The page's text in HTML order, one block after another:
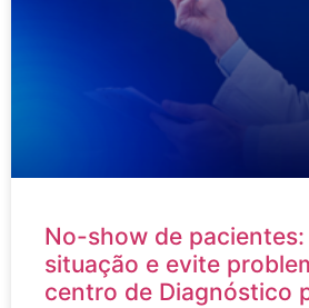
No-show de
situação e evite
centro de Diagnóstico